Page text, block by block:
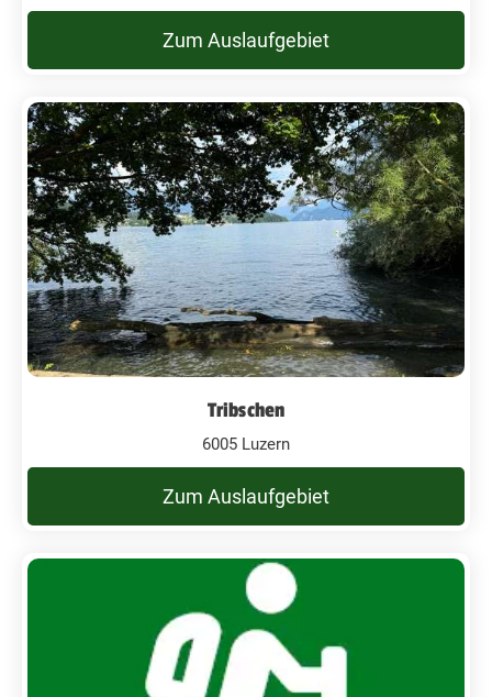
Zum Auslaufgebiet
Tribschen
6005 Luzern
Zum Auslaufgebiet